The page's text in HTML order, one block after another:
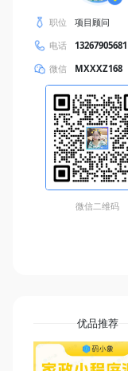
职位
项目顾问
电话
13267905681
微信
MXXXZ168
微信二维码
优品推荐